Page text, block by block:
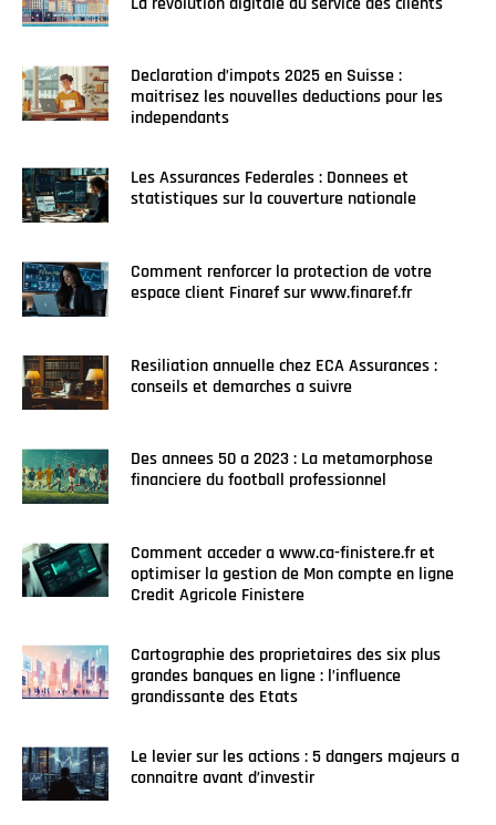
Declaration d’impots 2025 en Suisse :
maitrisez les nouvelles deductions pour les
independants
Les Assurances Federales : Donnees et
statistiques sur la couverture nationale
Comment renforcer la protection de votre
espace client Finaref sur www.finaref.fr
Resiliation annuelle chez ECA Assurances :
conseils et demarches a suivre
Des annees 50 a 2023 : La metamorphose
financiere du football professionnel
Comment acceder a www.ca-finistere.fr et
optimiser la gestion de Mon compte en ligne
Credit Agricole Finistere
Cartographie des proprietaires des six plus
grandes banques en ligne : l’influence
grandissante des Etats
Le levier sur les actions : 5 dangers majeurs a
connaitre avant d’investir